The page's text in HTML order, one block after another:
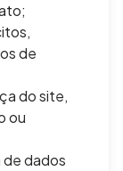
de
do site,
ou
dados